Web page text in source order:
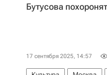
Бутусова
17 сентября 2025, 14:57